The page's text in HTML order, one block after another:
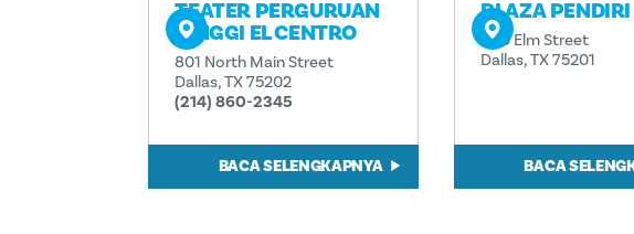
TEATER PERGURUAN
TINGGI EL CENTRO
801 North Main Street
Dallas, TX 75202
(214) 860-2345
BACA SELENGKAPNYA
PLAZA PENDIRI
600 Elm Street
Dallas, TX 75201
BACA